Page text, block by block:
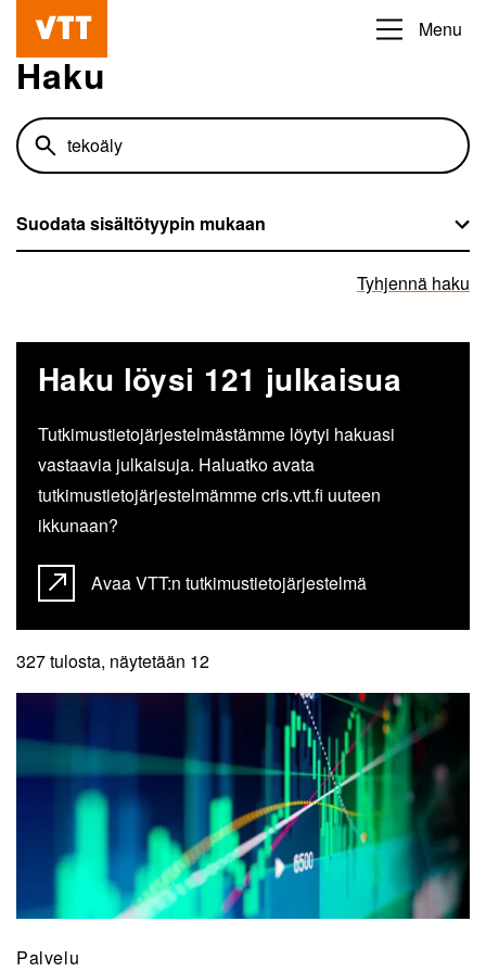
Hyppää
pääsisältöön
Beyond
the
Menu
Haku
Hae sivustolta
Suodata sisältötyypin mukaan
Tyhjennä haku
Haku löysi 121 julkaisua
Tutkimustietojärjestelmästämme löytyi hakuasi
vastaavia julkaisuja. Haluatko avata
tutkimustietojärjestelmämme cris.vtt.fi uuteen
ikkunaan?
Avaa VTT:n tutkimustietojärjestelmä
327 tulosta, näytetään 12
Palvelu